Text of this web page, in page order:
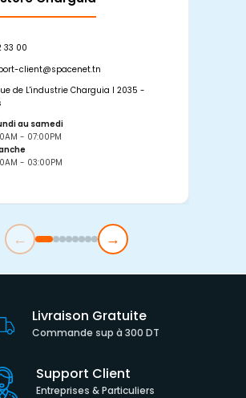
33 00
client@spacenet.tn
de L'industrie Charguia I 2035 -
au samedi
- 07:00PM
- 03:00PM
← →
Livraison Gratuite
Commande sup à 300 DT
Support Client
Entreprises & Particuliers